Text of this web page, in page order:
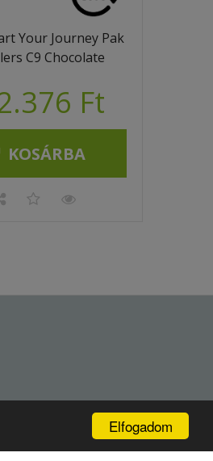
Elfogadom
Your Journey Pak
C9 Chocolate
Ft
KOSÁRBA